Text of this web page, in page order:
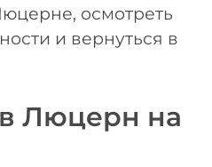
осмотреть
и вернуться в
Люцерн на